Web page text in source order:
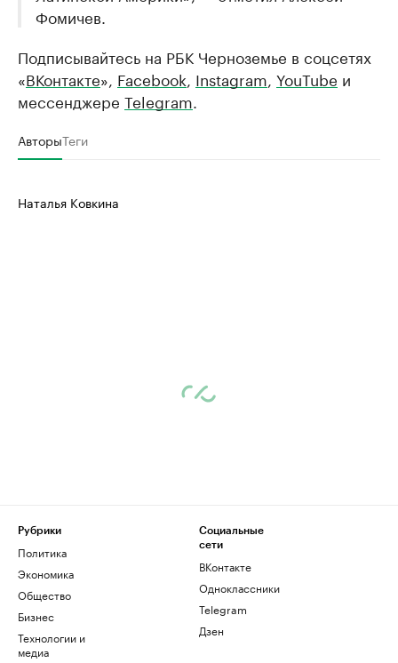
Фомичев.
Подписывайтесь на РБК Черноземье в соцсетях
«ВКонтакте», Facebook, Instagram, YouTube и
мессенджере Telegram.
АвторыТеги
Наталья Ковкина
Рубрики
Политика
Экономика
Общество
Бизнес
Технологии и
медиа
Социальные
сети
ВКонтакте
Одноклассники
Telegram
Дзен